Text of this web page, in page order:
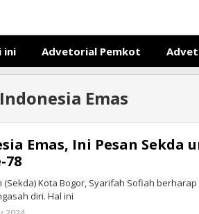
ini Advetorial Pemkot
Emas
Emas, Ini Pesan Sekda
78
(Sekda) Kota Bogor, Syarifah Sofiah
diri. Hal ini